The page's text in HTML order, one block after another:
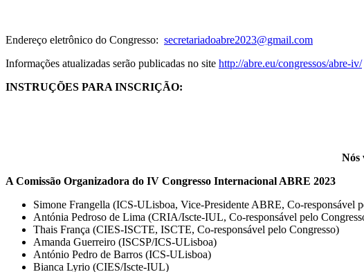
Endereço eletrônico do Congresso: secretariadoabre2023@gmail.com
Informações atualizadas serão publicadas no site http://abre.eu/congressos/abre-iv/
INSTRUÇÕES PARA INSCRIÇÃO:
Nós
A Comissão Organizadora do IV Congresso Internacional ABRE 2023
Simone Frangella (ICS-ULisboa, Vice-Presidente ABRE, Co-responsável
Antónia Pedroso de Lima (CRIA/Iscte-IUL, Co-responsável pelo
Thais França (CIES-ISCTE, ISCTE, Co-responsável pelo Congresso)
Amanda Guerreiro (ISCSP/ICS-ULisboa)
António Pedro de Barros (ICS-ULisboa)
Bianca Lyrio (CIES/Iscte-IUL)